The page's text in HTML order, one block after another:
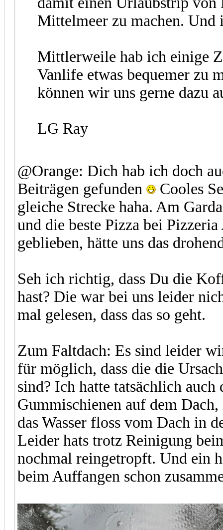
Mittelmeer zu machen.
Mittlerweile hab ich einige
Vanlife etwas bequemer zu
können wir uns gerne dazu
LG Ray
@Orange: Dich hab ich doch
Beiträgen gefunden
Cooles
gleiche Strecke haha. Am
und die beste Pizza bei
geblieben, hätte uns das
Seh ich richtig, dass Du die
hast? Die war bei uns leider
mal gelesen, dass das so geht.
Zum Faltdach: Es sind leider
für möglich, dass die die
sind? Ich hatte tatsächlich
Gummischienen auf dem
das Wasser floss vom Dach in
Leider hats trotz Reinigung
nochmal reingetropft. Und ein
beim Auffangen schon